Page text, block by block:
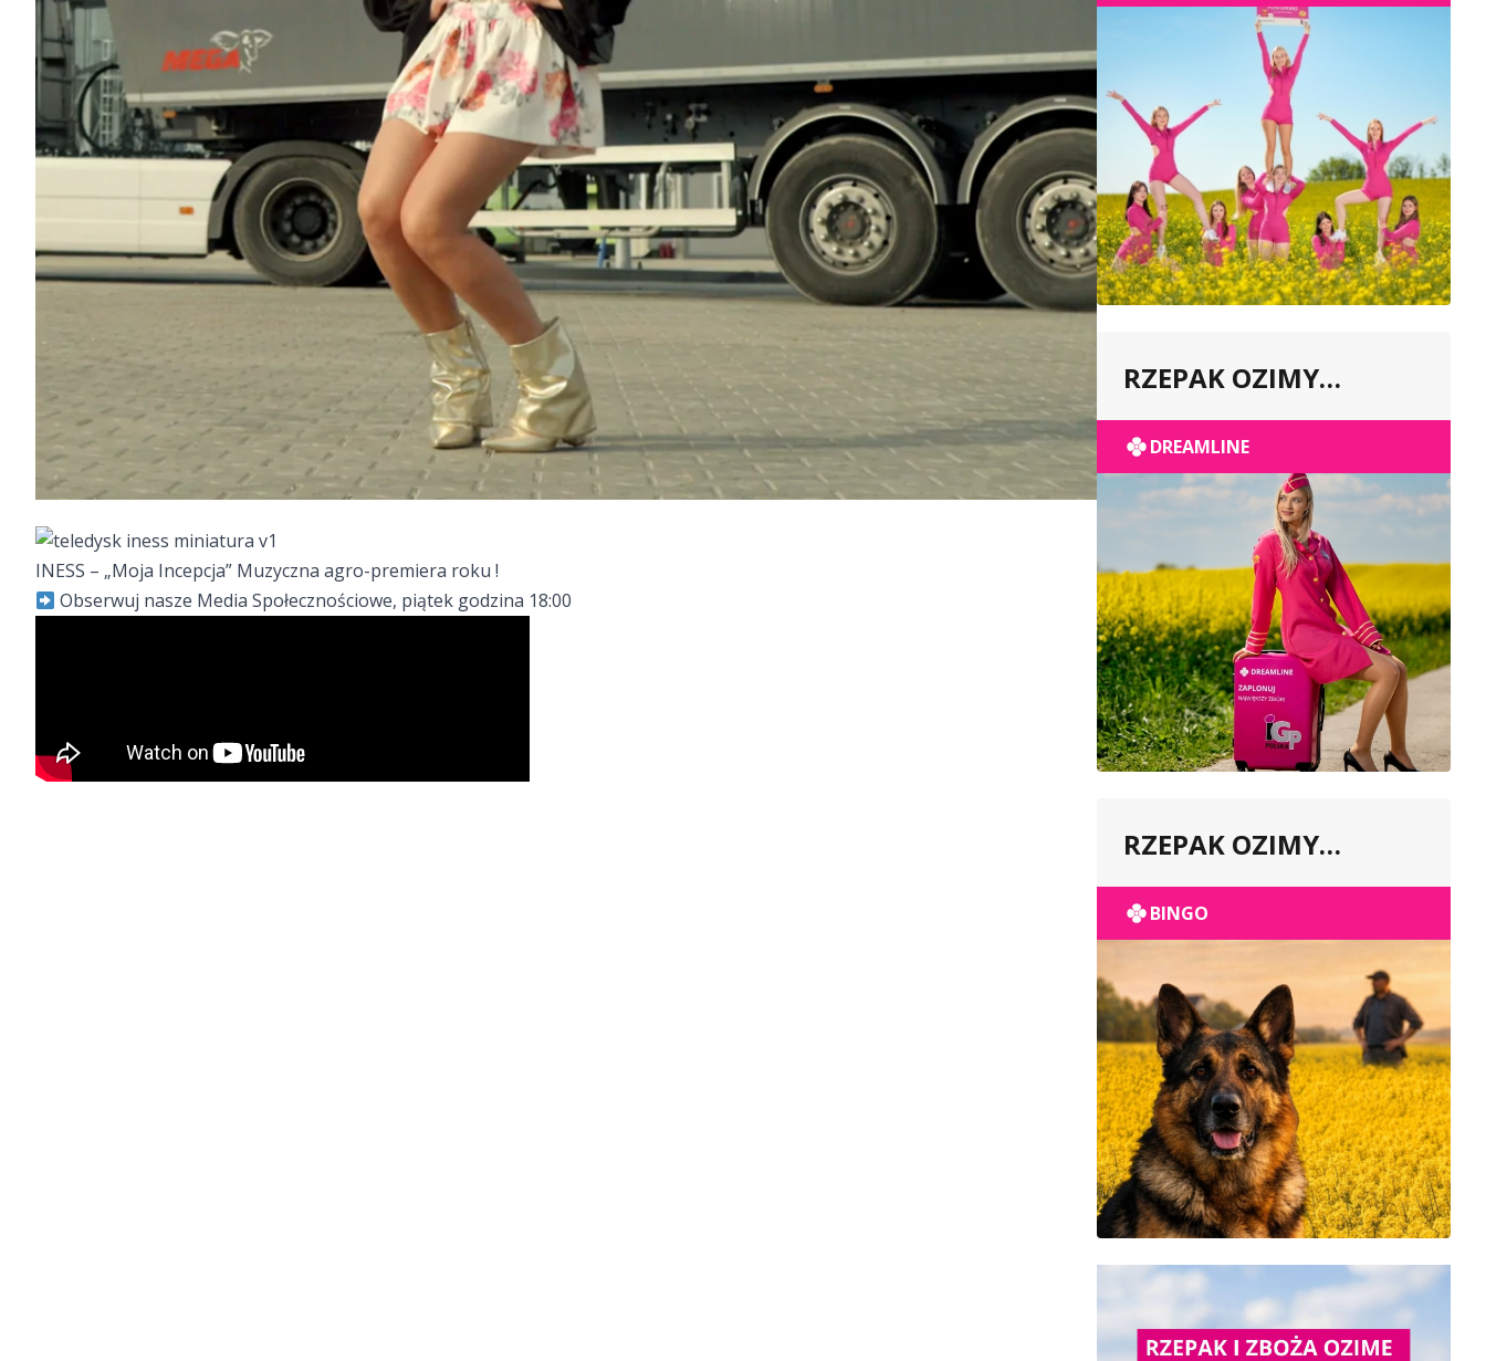
INESS – „Moja Incepcja” Muzyczna agro-premiera roku !
Obserwuj nasze Media Społecznościowe, piątek godzina 18:00
RZEPAK OZIMY
POPULACYJNY
DREAMLINE
RZEPAK OZIMY
POPULACYJNY
BINGO